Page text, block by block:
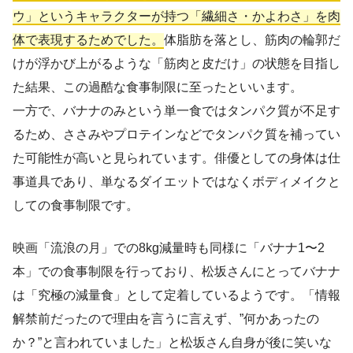
ウ」というキャラクターが持つ「繊細さ・かよわさ」を肉
体で表現するためでした。 体脂肪を落とし、筋肉の輪郭だ
けが浮かび上がるような「筋肉と皮だけ」の状態を目指し
た結果、この過酷な食事制限に至ったといいます。
一方で、バナナのみという単一食ではタンパク質が不足す
るため、ささみやプロテインなどでタンパク質を補ってい
た可能性が高いと見られています。俳優としての身体は仕
事道具であり、単なるダイエットではなくボディメイクと
しての食事制限です。
映画「流浪の月」での8kg減量時も同様に「バナナ1〜2
本」での食事制限を行っており、松坂さんにとってバナナ
は「究極の減量食」として定着しているようです。「情報
解禁前だったので理由を言うに言えず、”何かあったの
か？”と言われていました」と松坂さん自身が後に笑いな